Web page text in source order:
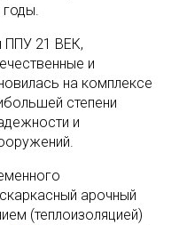
годы.
ППУ 21 ВЕК,
и
на комплексе
степени
и
арочный
(теплоизоляцией)